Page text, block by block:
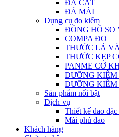
ĐÁ CẮT
ĐÁ MÀI
Dụng cụ đo kiểm
ĐỒNG HỒ SO
COMPA ĐO
THƯỚC LÁ
THƯỚC KẸP
PANME CƠ
DƯỠNG
DƯỠNG KIỂM
Sản phẩm nổi bật
Dịch vụ
Thiết kế dao
Mài phủ dao
Khách hàng